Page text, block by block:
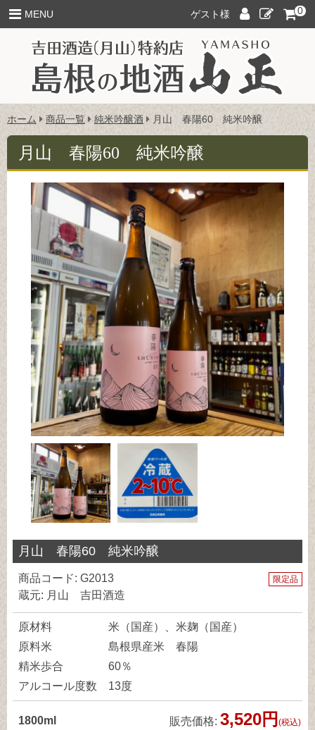
このページの本文へゲスト様
ロ
ン
新
0
MENU
こ
の
ホーム 商品一覧 純米吟醸酒 月山 春陽60 純米吟醸
月山 春陽60 純米吟醸
月山 春陽60 純米吟醸
商品コード: G2013
蔵元: 月山 吉田酒造
限定品
原材料
米（国産）、米麹（国産）
原料米
島根県産米 春陽
精米歩合
60％
アルコール度数
13度
1800ml 販売価格: 3,520円 (税込)